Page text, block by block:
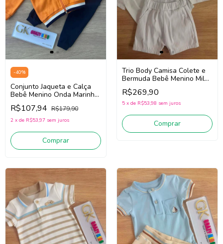
-40%
Conjunto Jaqueta e Calça
Bebê Menino Onda Marinha
251034 (Laranja/Marinho)
R$107,94 R$179,90
2 x de R$53,97 sem juros
Comprar
Trio Body Camisa Colete e
Bermuda Bebê Menino Milon
2001630 (Branco)
R$269,90
5 x de R$53,98 sem juros
Comprar